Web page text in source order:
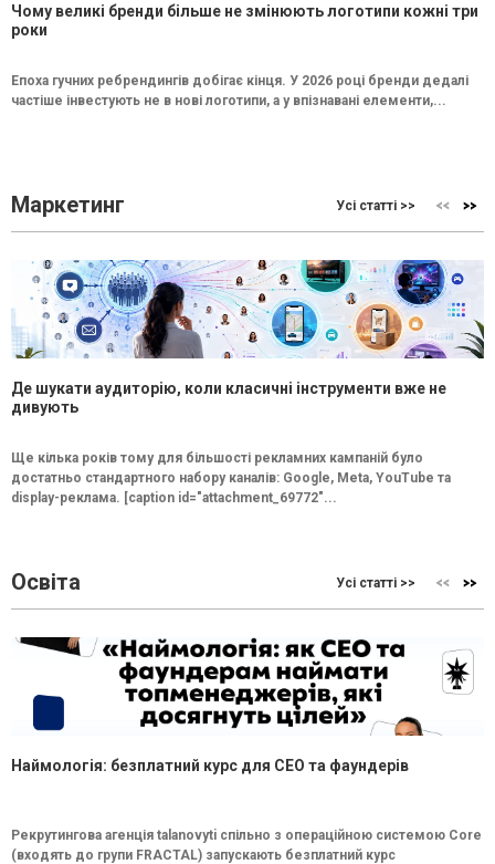
Чому великі бренди більше не змінюють логотипи кожні три
роки
Епоха гучних ребрендингів добігає кінця. У 2026 році бренди дедалі
частіше інвестують не в нові логотипи, а у впізнавані елементи,...
Маркетинг Усі статті >>
Де шукати аудиторію, коли класичні інструменти вже не
дивують
Ще кілька років тому для більшості рекламних кампаній було
достатньо стандартного набору каналів: Google, Meta, YouTube та
display-реклама. [caption id="attachment_69772"...
Освіта Усі статті >>
Наймологія: безплатний курс для CEO та фаундерів
Рекрутингова агенція talanovyti спільно з операційною системою Core
(входять до групи FRACTAL) запускають безплатний курс